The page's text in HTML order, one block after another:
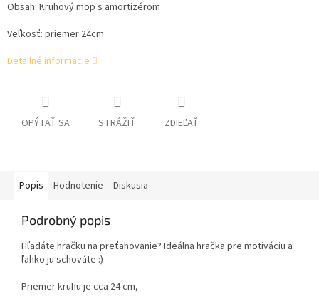
Obsah: Kruhový mop s amortizérom
Veľkosť: priemer 24cm
Detailné informácie
OPÝTAŤ SA STRÁŽIŤ ZDIEĽAŤ
Popis Hodnotenie Diskusia
Podrobný popis
Hľadáte hračku na preťahovanie? Ideálna hračka pre motiváciu a
ľahko ju schováte :)
Priemer kruhu je cca 24 cm,